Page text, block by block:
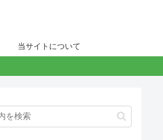
当サイトについて